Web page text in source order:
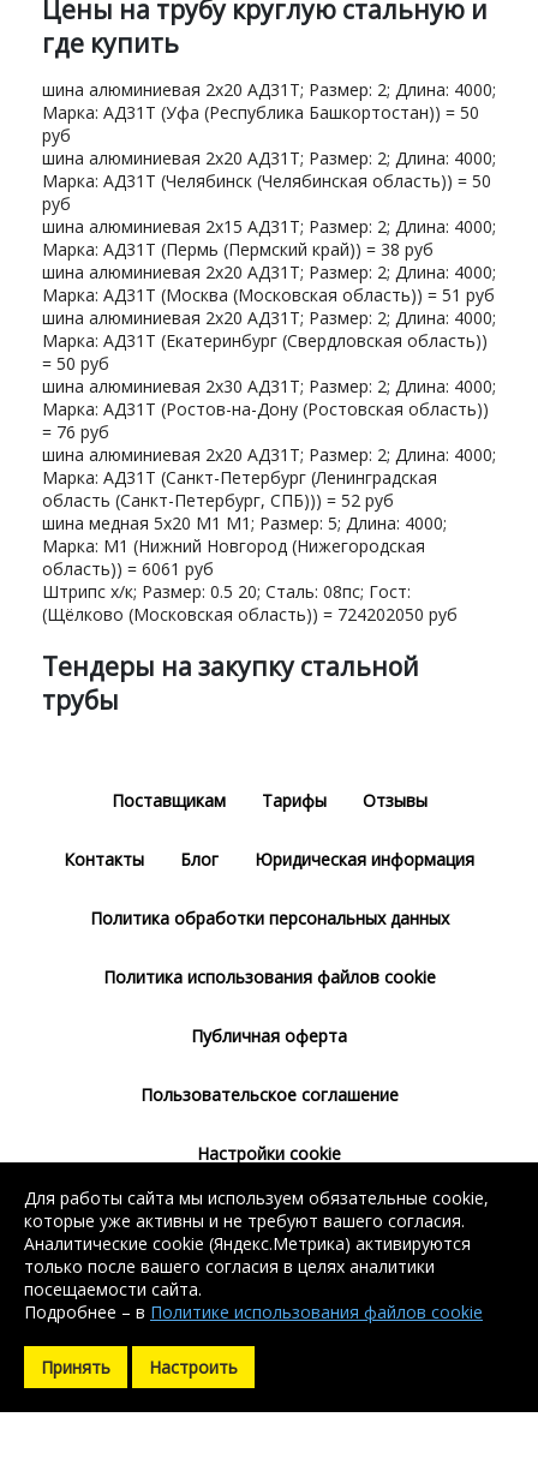
Цены на трубу круглую стальную и
где купить
шина алюминиевая 2х20 АД31Т; Размер: 2; Длина: 4000;
Марка: АД31Т (Уфа (Республика Башкортостан)) = 50
руб
шина алюминиевая 2х20 АД31Т; Размер: 2; Длина: 4000;
Марка: АД31Т (Челябинск (Челябинская область)) = 50
руб
шина алюминиевая 2х15 АД31Т; Размер: 2; Длина: 4000;
Марка: АД31Т (Пермь (Пермский край)) = 38 руб
шина алюминиевая 2х20 АД31Т; Размер: 2; Длина: 4000;
Марка: АД31Т (Москва (Московская область)) = 51 руб
шина алюминиевая 2х20 АД31Т; Размер: 2; Длина: 4000;
Марка: АД31Т (Екатеринбург (Свердловская область))
= 50 руб
шина алюминиевая 2х30 АД31Т; Размер: 2; Длина: 4000;
Марка: АД31Т (Ростов-на-Дону (Ростовская область))
= 76 руб
шина алюминиевая 2х20 АД31Т; Размер: 2; Длина: 4000;
Марка: АД31Т (Санкт-Петербург (Ленинградская
область (Санкт-Петербург, СПБ))) = 52 руб
шина медная 5х20 М1 М1; Размер: 5; Длина: 4000;
Марка: М1 (Нижний Новгород (Нижегородская
область)) = 6061 руб
Штрипс х/к; Размер: 0.5 20; Сталь: 08пс; Гост:
(Щёлково (Московская область)) = 724202050 руб
Тендеры на закупку стальной
трубы
Поставщикам Тарифы Отзывы
Контакты Блог Юридическая информация
Политика обработки персональных данных
Политика использования файлов cookie
Публичная оферта
Пользовательское соглашение
Настройки cookie
Согласие на использование сервиса
Яндекс.Метрика
Без регистрации доступен поиск балки, арматуры, швеллера
и уголка. Остальные контакты доступны после регистрации.
Зарегистрироваться
Без регистрации доступен поиск балки, арматуры, швеллера
и уголка. Остальные контакты доступны после регистрации.
Зарегистрироваться
Для работы сайта мы используем обязательные cookie,
которые уже активны и не требуют вашего согласия.
Аналитические cookie (Яндекс.Метрика) активируются
только после вашего согласия в целях аналитики
посещаемости сайта.
Подробнее – в Политике использования файлов cookie
Принять Настроить